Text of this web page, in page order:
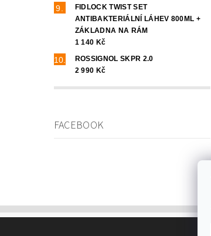
FIDLOCK TWIST SET
ANTIBAKTERIÁLNÍ LÁHEV 800ML +
ZÁKLADNA NA RÁM
1 140 Kč
ROSSIGNOL SKPR 2.0
2 990 Kč
FACEBOOK